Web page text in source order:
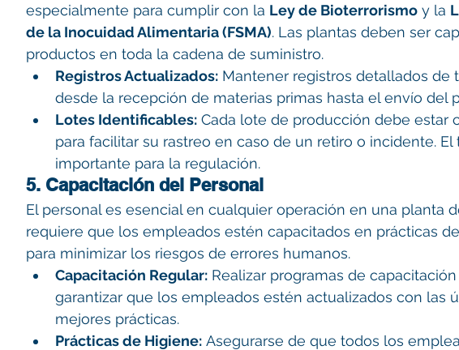
especialmente para cumplir con la Ley de Bioterrorismo y la
de la Inocuidad Alimentaria (FSMA). Las plantas deben ser
productos en toda la cadena de suministro.
Registros Actualizados: Mantener registros detallados de
desde la recepción de materias primas hasta el envío del
Lotes Identificables: Cada lote de producción debe estar
para facilitar su rastreo en caso de un retiro o incidente.
importante para la regulación.
5. Capacitación del Personal
El personal es esencial en cualquier operación en una planta
requiere que los empleados estén capacitados en prácticas
para minimizar los riesgos de errores humanos.
Capacitación Regular: Realizar programas de
garantizar que los empleados estén actualizados con las
mejores prácticas.
Prácticas de Higiene: Asegurarse de que todos los